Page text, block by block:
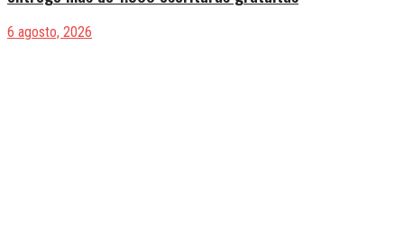
6 agosto, 2026